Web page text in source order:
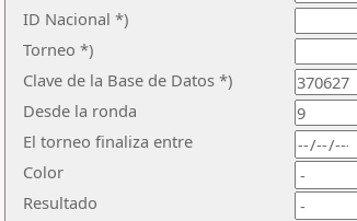
ID Nacional *)
Torneo *)
Clave de la Base de Datos *)
Desde la ronda
El torneo finaliza entre
Color
Resultado